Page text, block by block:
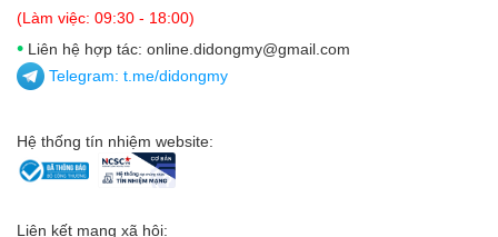
(Làm việc: 09:30 - 18:00)
• Liên hệ hợp tác: online.didongmy@gmail.com
Telegram: t.me/didongmy
Hệ thống tín nhiệm website:
Liên kết mạng xã hội: